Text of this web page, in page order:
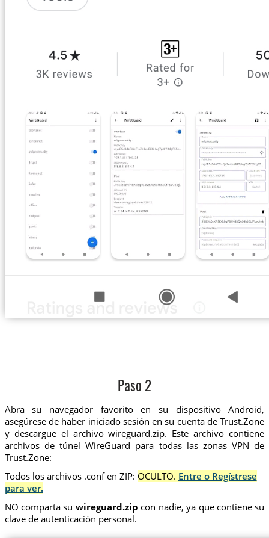
Paso 2
Abra su navegador favorito en su dispositivo Android,
asegúrese de haber iniciado sesión en su cuenta de Trust.Zone
y descargue el archivo wireguard.zip. Este archivo contiene
archivos de túnel WireGuard para todas las zonas VPN de
Trust.Zone:
Todos los archivos .conf en ZIP: OCULTO. Entre o Regístrese
para ver.
NO comparta su wireguard.zip con nadie, ya que contiene su
clave de autenticación personal.